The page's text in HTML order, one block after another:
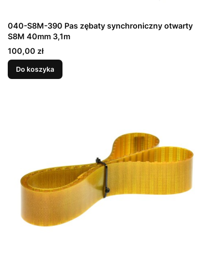
040-S8M-390 Pas zębaty synchroniczny otwarty
S8M 40mm 3,1m
Cena
100,00 zł
Do koszyka